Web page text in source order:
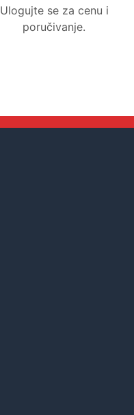
Ulogujte se za cenu i
poručivanje.